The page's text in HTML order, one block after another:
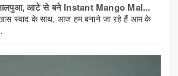
आटे से बने Instant Mango Mal...
स्वाद के साथ, आज हम बनाने जा रहे हैं आम के